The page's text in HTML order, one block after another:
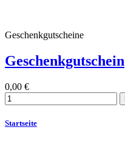
Geschenkgutscheine
Geschenkgutschein
0,00 €
Startseite